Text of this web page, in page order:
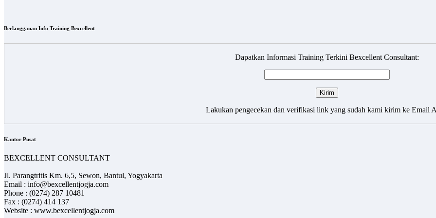
Berlangganan Info Training Bexcellent
Dapatkan Informasi Training Terkini Bexcellent Consultant:
Lakukan pengecekan dan verifikasi link yang sudah kami kirim ke Email
Kantor Pusat
BEXCELLENT CONSULTANT
Jl. Parangtritis Km. 6,5, Sewon, Bantul, Yogyakarta
Email : info@bexcellentjogja.com
Phone : (0274) 287 10481
Fax : (0274) 414 137
Website : www.bexcellentjogja.com